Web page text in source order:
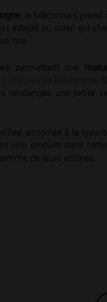
, le Mâconnais prend
adapté au soleil qui
rare...
permettent une
viticoles de Bourgogne .
vendanges une petite
associée à la
vins produits dans
de leurs arômes.